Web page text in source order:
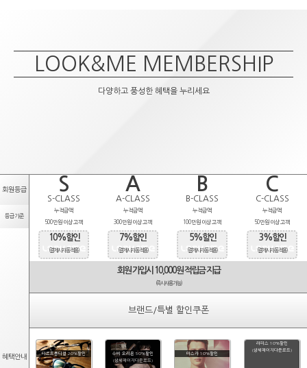
LOOK&ME MEMBERSHIP
다양하고 풍성한 혜택을 누리세요
회원등급 S A B C
S-CLASS A-CLASS B-CLASS C-CLASS
등급기준
누적금액
500만원 이상 고객
누적금액
300만원 이상 고객
누적금액
100만원 이상 고객
누적금액
50만원 이상 고객
혜택안내
10%할인
(결제시 자동적용)
7%할인
(결제시 자동적용)
5%할인
(결제시 자동적용)
3%할인
(결제시 자동적용)
회원 가입시 10,000원 적립금 지급
(즉시사용가능)
브랜드/특별 할인쿠폰
타르트옵티컬 20%할인
수비 오리온 50%할인
(상세페이지다운로드)
마스카 10%할인
라피스 10%할인
(상세페이지다운로드)